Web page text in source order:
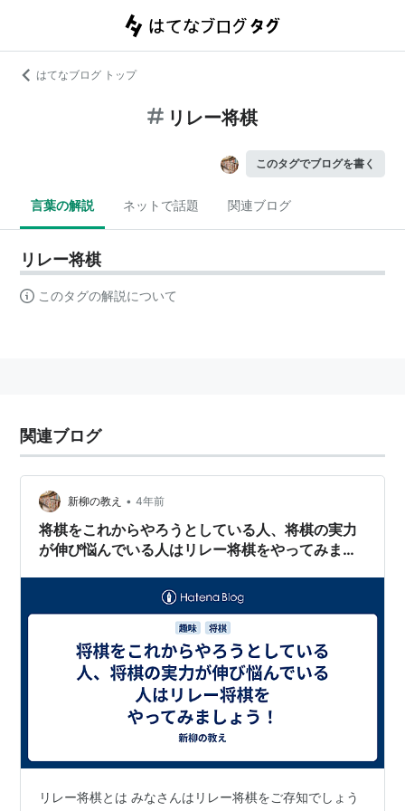
はてなブログ トップ
リレー将棋
このタグでブログを書く
言葉の解説 ネットで話題 関連ブログ
リレー将棋
このタグの解説について
関連ブログ
新柳の教え • 4年前
将棋をこれからやろうとしている人、将棋の実力
が伸び悩んでいる人はリレー将棋をやってみまし
リレー将棋とは みなさんはリレー将棋をご存知でしょう